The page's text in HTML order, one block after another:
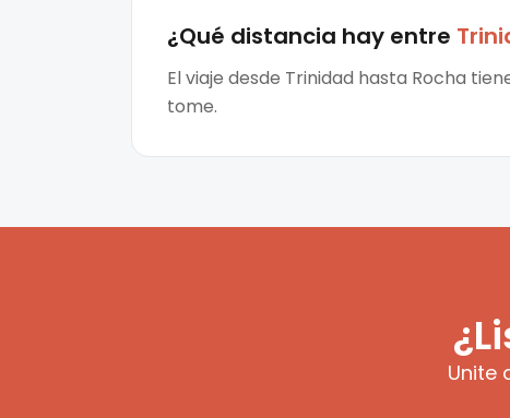
¿Qué distancia hay entre
El viaje desde Trinidad hasta Rocha
tome.
Unite